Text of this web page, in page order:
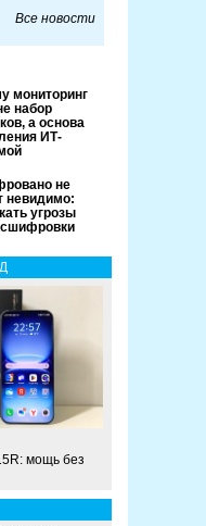
Все новости
мониторинг
набор
а основа
ИТ-
не
невидимо:
угрозы
мощь без